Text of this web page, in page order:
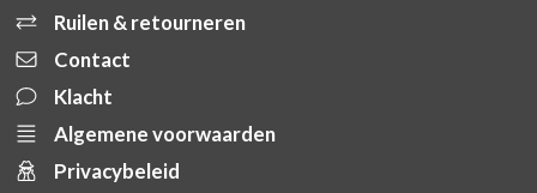
Ruilen & retourneren
Contact
Klacht
Algemene voorwaarden
Privacybeleid